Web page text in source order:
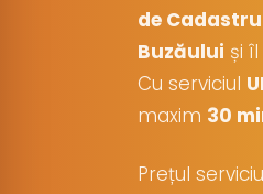
de
Buzăului și
Cu serviciul
maxim 30
Prețul